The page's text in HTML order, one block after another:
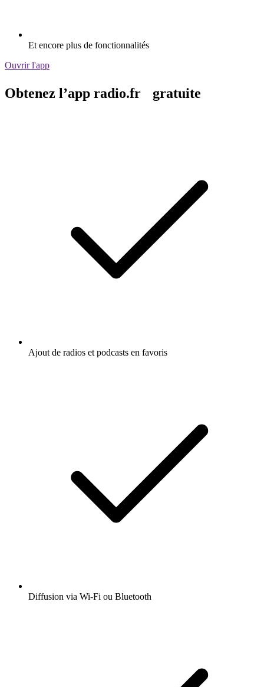
Et encore plus de fonctionnalités
Ouvrir l'app
Obtenez l’app radio.fr gratuite
Ajout de radios et podcasts en favoris
Diffusion via Wi-Fi ou Bluetooth